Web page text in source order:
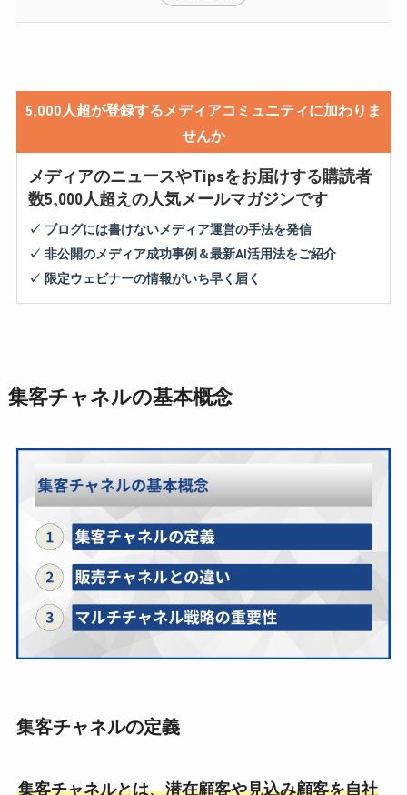
5,000人超が登録するメディアコミュニティに加わりま
せんか
メディアのニュースやTipsをお届けする購読者
数5,000人超えの人気メールマガジンです
✓ ブログには書けないメディア運営の手法を発信
✓ 非公開のメディア成功事例＆最新AI活用法をご紹介
✓ 限定ウェビナーの情報がいち早く届く
集客チャネルの基本概念
集客チャネルの定義
集客チャネルとは、潜在顧客や見込み顧客を自社